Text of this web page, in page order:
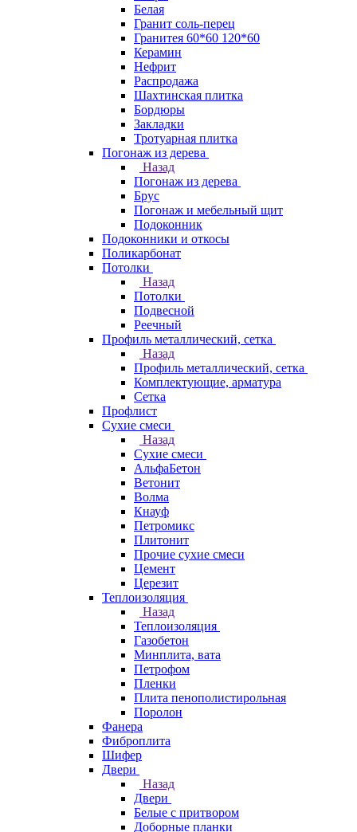
Белая
Гранит соль-перец
Гранитея 60*60 120*60
Керамин
Нефрит
Распродажа
Шахтинская плитка
Бордюры
Закладки
Тротуарная плитка
Погонаж из дерева
Назад
Погонаж из дерева
Брус
Погонаж и мебельный щит
Подоконник
Подоконники и откосы
Поликарбонат
Потолки
Назад
Потолки
Подвесной
Реечный
Профиль металлический, сетка
Назад
Профиль металлический, сетка
Комплектующие, арматура
Сетка
Профлист
Сухие смеси
Назад
Сухие смеси
АльфаБетон
Ветонит
Волма
Кнауф
Петромикс
Плитонит
Прочие сухие смеси
Цемент
Церезит
Теплоизоляция
Назад
Теплоизоляция
Газобетон
Минплита, вата
Петрофом
Пленки
Плита пенополистирольная
Поролон
Фанера
Фиброплита
Шифер
Двери
Назад
Двери
Белые с притвором
Доборные планки